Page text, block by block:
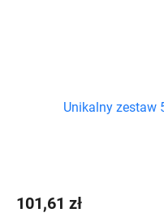
Unikalny zestaw
101,61 zł